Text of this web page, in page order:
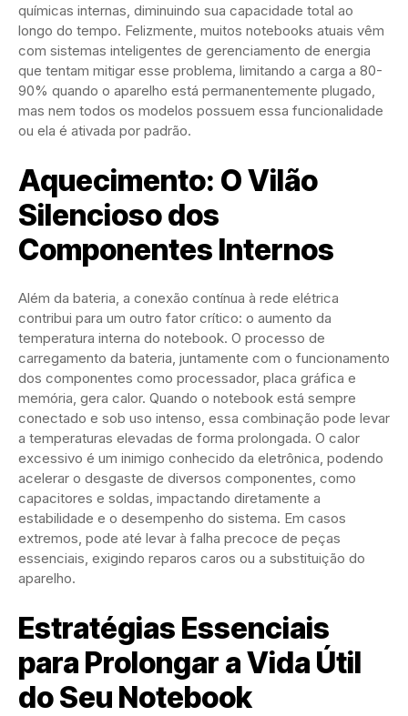
químicas internas, diminuindo sua capacidade total ao
longo do tempo. Felizmente, muitos notebooks atuais vêm
com sistemas inteligentes de gerenciamento de energia
que tentam mitigar esse problema, limitando a carga a 80-
90% quando o aparelho está permanentemente plugado,
mas nem todos os modelos possuem essa funcionalidade
ou ela é ativada por padrão.
Aquecimento: O Vilão
Silencioso dos
Componentes Internos
Além da bateria, a conexão contínua à rede elétrica
contribui para um outro fator crítico: o aumento da
temperatura interna do notebook. O processo de
carregamento da bateria, juntamente com o funcionamento
dos componentes como processador, placa gráfica e
memória, gera calor. Quando o notebook está sempre
conectado e sob uso intenso, essa combinação pode levar
a temperaturas elevadas de forma prolongada. O calor
excessivo é um inimigo conhecido da eletrônica, podendo
acelerar o desgaste de diversos componentes, como
capacitores e soldas, impactando diretamente a
estabilidade e o desempenho do sistema. Em casos
extremos, pode até levar à falha precoce de peças
essenciais, exigindo reparos caros ou a substituição do
aparelho.
Estratégias Essenciais
para Prolongar a Vida Útil
do Seu Notebook